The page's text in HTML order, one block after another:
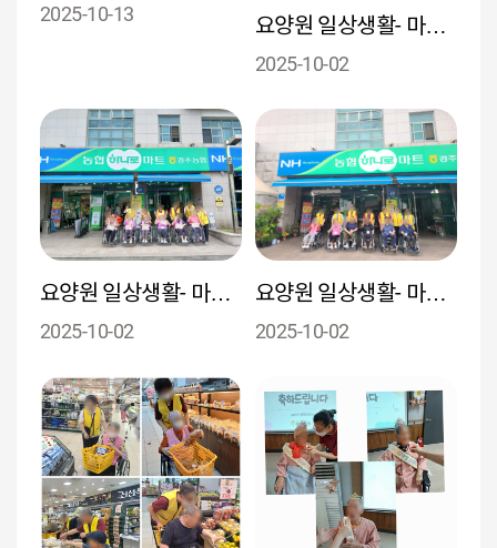
2025-10-13 요양원 일상생활- 마트 나들이
2025-10-02
요양원 일상생활- 마트 나들이
2025-10-02
요양원 일상생활- 마트 나들이
2025-10-02